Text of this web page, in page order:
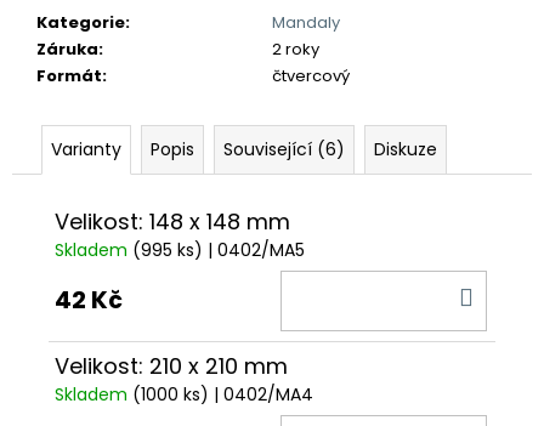
Kategorie:
Mandaly
Záruka:
2 roky
Formát: čtvercový
Varianty Popis Související (6) Diskuze
Velikost: 148 x 148 mm
Skladem (995 ks) | 0402/MA5
42 Kč
Velikost: 210 x 210 mm
Skladem (1000 ks) | 0402/MA4
u
č
u
e